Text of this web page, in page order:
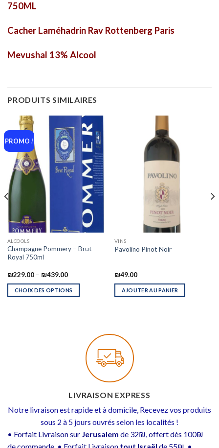
750ML
Cacher Laméhadrin Rav Rottenberg Paris
Mevushal 13% Alcool
PRODUITS SIMILAIRES
PROMO !
ALCOOLS
Champagne Pommery – Brut
Royal 750ml
₪229.00– ₪439.00
CHOIX DES OPTIONS
VINS
Pavolino Pinot Noir
₪49.00
AJOUTER AU PANIER
LIVRAISON EXPRESS
Notre livraison est rapide et à domicile, Recevez vos produits
sous 2 à 5 jours ouvrés selon les localités !
• Forfait Livraison sur Jerusalem de 32₪, offert dès 100₪
de commande. • Forfait Livraison tout Israël de 55₪. •